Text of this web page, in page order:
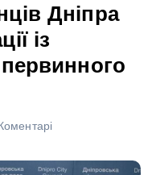
Дніпра
із